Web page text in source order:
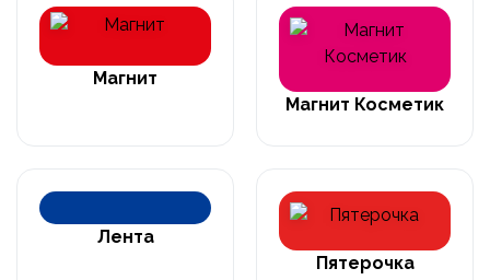
Магнит
Магнит Косметик
Лента
Пятерочка